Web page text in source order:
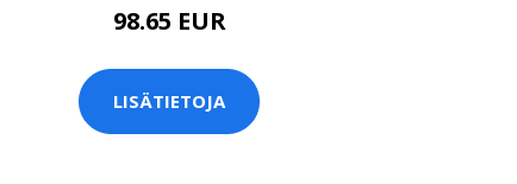
98.65 EUR
LISÄTIETOJA